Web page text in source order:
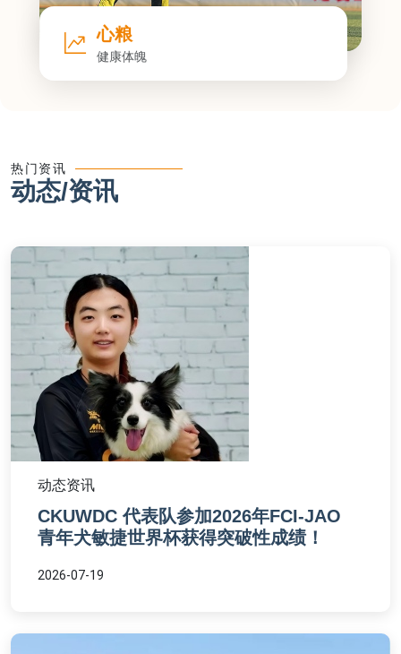
心粮
健康体魄
热门资讯
动态/资讯
动态资讯
CKUWDC 代表队参加2026年FCI-JAO
青年犬敏捷世界杯获得突破性成绩！
2026-07-19